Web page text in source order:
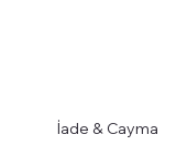
İade & Cayma